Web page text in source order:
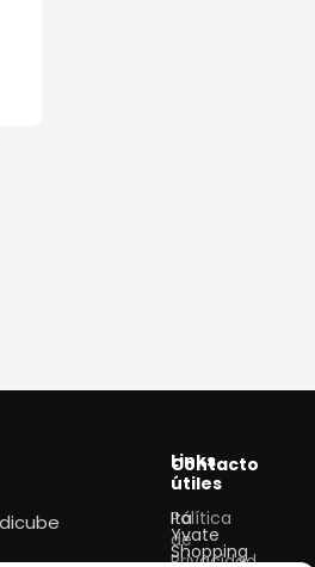
Links
útiles
Política
de
Privacidad
Itá
Yvate
Shopping
Contacto